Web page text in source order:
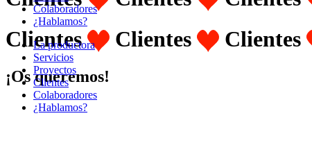
Colaboradores
¿Hablamos?
La productora
Servicios
Proyectos
Clientes
Colaboradores
¿Hablamos?
Clientes
Clientes Clientes
¡Os queremos!